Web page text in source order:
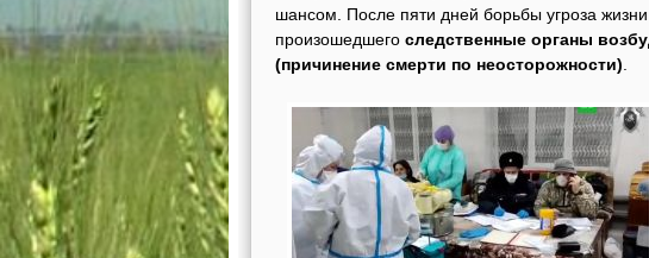
шансом. После пяти дней борьбы угроза
произошедшего следственные органы
(причинение смерти по неосторожности)